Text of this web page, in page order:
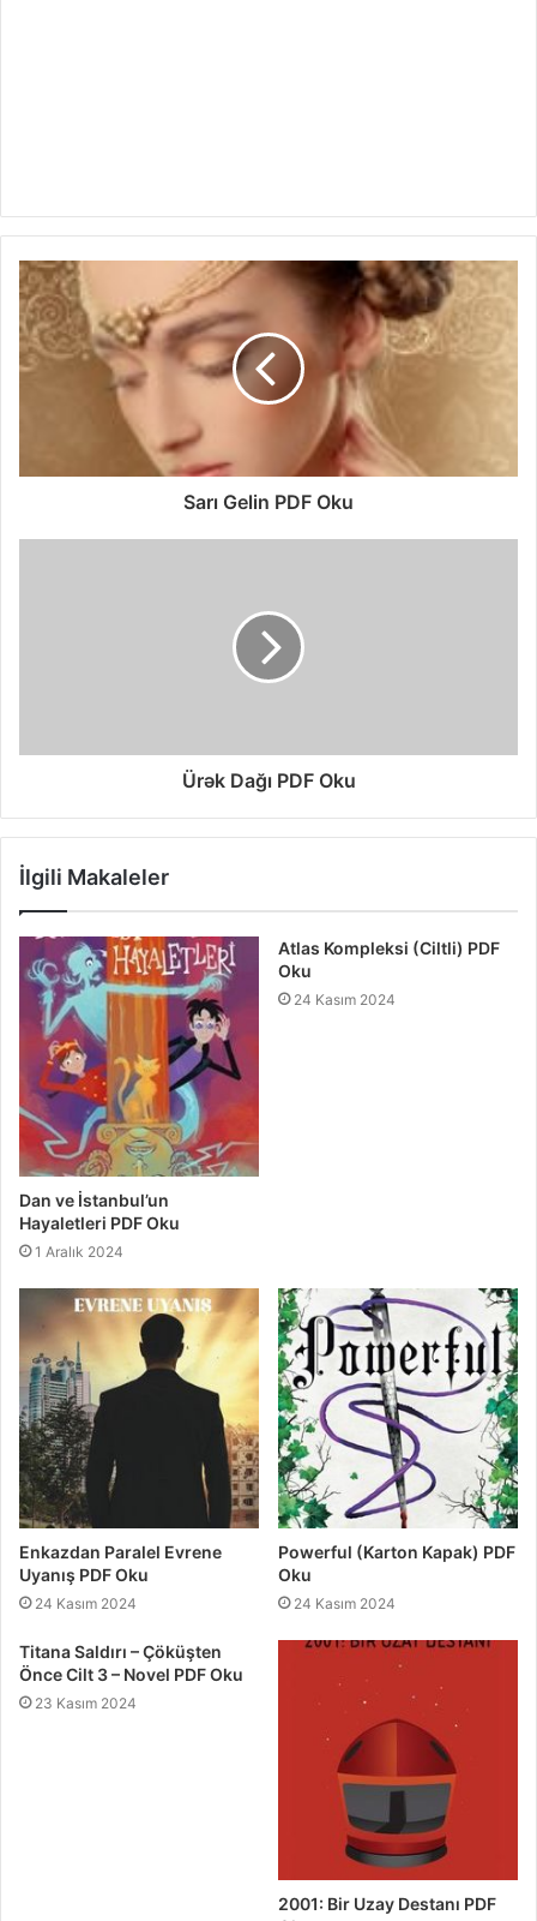
Sarı Gelin PDF Oku
Ürək Dağı PDF Oku
İlgili Makaleler
Dan ve İstanbul’un
Hayaletleri PDF Oku
1 Aralık 2024
Atlas Kompleksi (Ciltli) PDF
Oku
24 Kasım 2024
Enkazdan Paralel Evrene
Uyanış PDF Oku
24 Kasım 2024
Powerful (Karton Kapak) PDF
Oku
24 Kasım 2024
Titana Saldırı – Çöküşten
Önce Cilt 3 – Novel PDF Oku
23 Kasım 2024
2001: Bir Uzay Destanı PDF